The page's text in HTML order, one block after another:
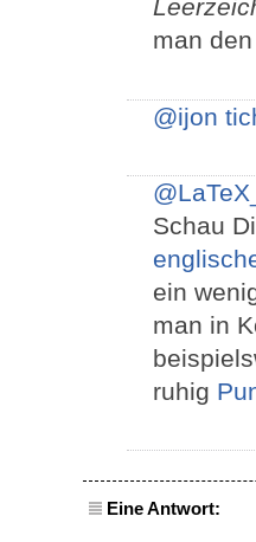
man
@ijon
Schau
ein
man in
ruhig
Eine Antwort: